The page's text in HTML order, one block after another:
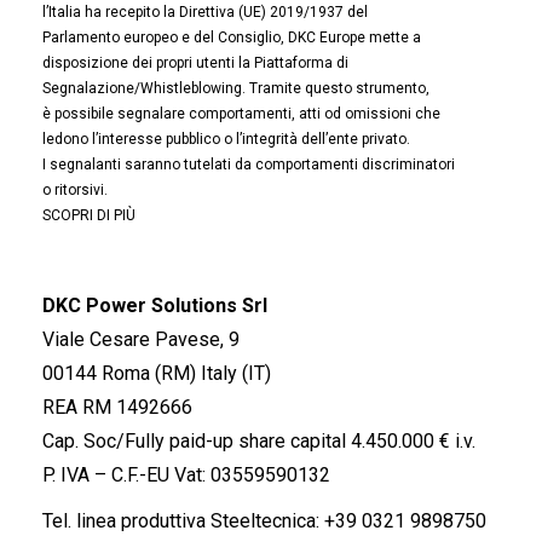
l’Italia ha recepito la Direttiva (UE) 2019/1937 del
Parlamento europeo e del Consiglio, DKC Europe mette a
disposizione dei propri utenti la Piattaforma di
Segnalazione/Whistleblowing. Tramite questo strumento,
è possibile segnalare comportamenti, atti od omissioni che
ledono l’interesse pubblico o l’integrità dell’ente privato.
I segnalanti saranno tutelati da comportamenti discriminatori
o ritorsivi.
SCOPRI DI PIÙ
DKC Power Solutions Srl
Viale Cesare Pavese, 9
00144 Roma (RM) Italy (IT)
REA RM 1492666
Cap. Soc/Fully paid-up share capital 4.450.000 € i.v.
P. IVA – C.F.-EU Vat: 03559590132
Tel. linea produttiva Steeltecnica: +39 0321 9898750